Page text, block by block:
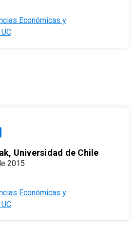
Económicas y
Universidad de Chile
2015
Económicas y